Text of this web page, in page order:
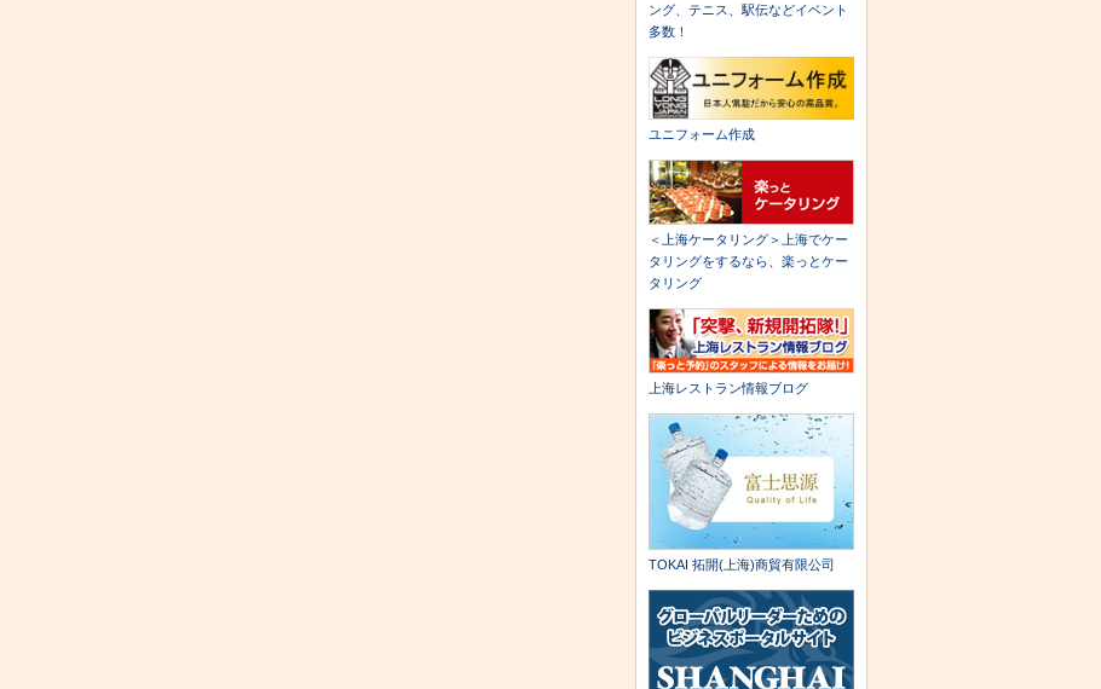
ング、テニス、駅伝などイベント
多数！
ユニフォーム作成
＜上海ケータリング＞上海でケー
タリングをするなら、楽っとケー
タリング
上海レストラン情報ブログ
TOKAI 拓開(上海)商貿有限公司